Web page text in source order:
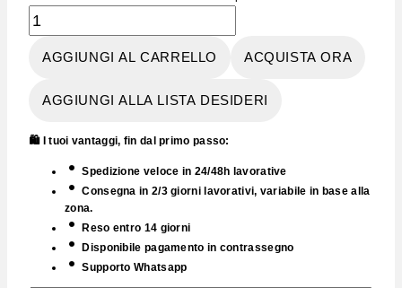
AGGIUNGI AL CARRELLO ACQUISTA ORA
AGGIUNGI ALLA LISTA DESIDERI
🛍️ I tuoi vantaggi, fin dal primo passo:
Spedizione veloce in 24/48h lavorative
Consegna in 2/3 giorni lavorativi, variabile in base alla
zona.
Reso entro 14 giorni
Disponibile pagamento in contrassegno
Supporto Whatsapp